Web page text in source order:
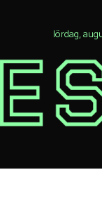
lördag,